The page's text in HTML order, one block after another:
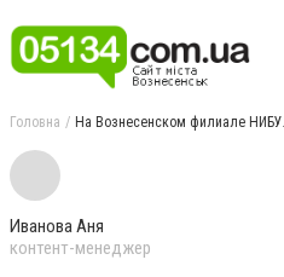
Головна На Вознесенском филиале
Иванова Аня
контент-менеджер